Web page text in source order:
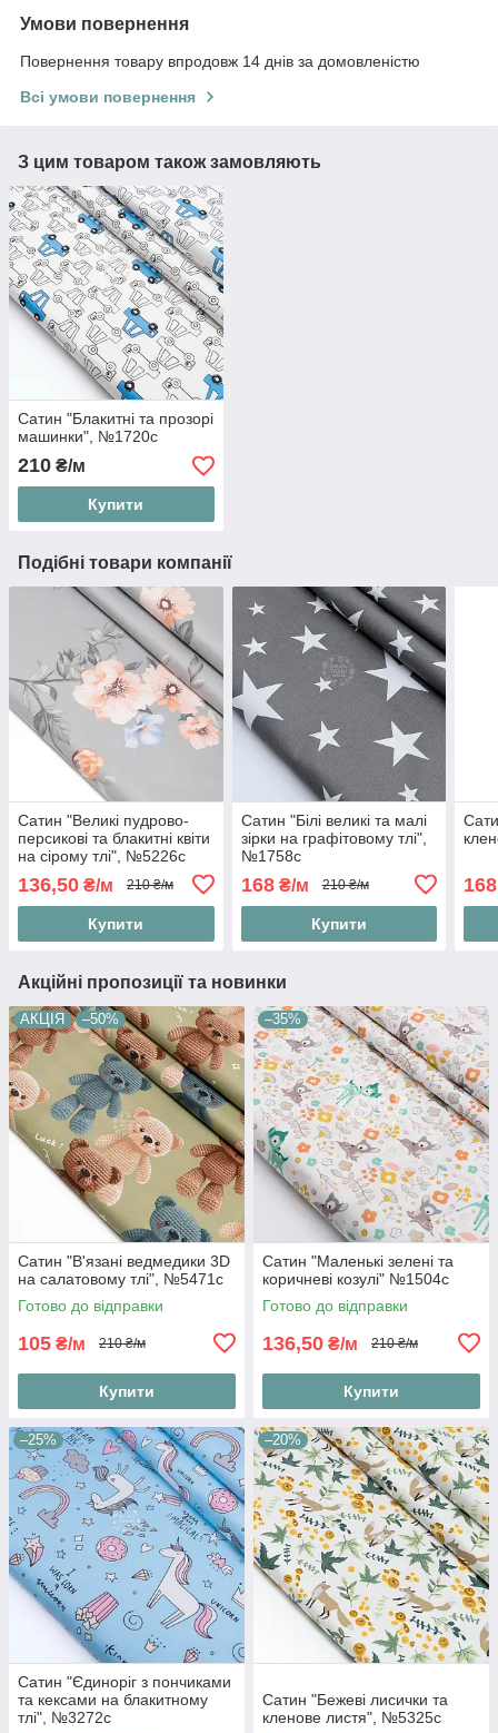
Умови повернення
Повернення товару впродовж 14 днів за домовленістю
Всі умови повернення
З цим товаром також замовляють
Сатин "Блакитні та прозорі
машинки", №1720с
210 ₴/м
Купити
Подібні товари компанії
Сатин "Великі пудрово-
персикові та блакитні квіти
на сірому тлі", №5226с
136,50 ₴/м 210 ₴/м
Купити
Сатин "Білі великі та малі
зірки на графітовому тлі",
№1758с
168₴/м 210 ₴/м
Купити
168
Акційні пропозиції та новинки
АКЦІЯ –50%
Сатин "В'язані ведмедики 3D
на салатовому тлі", №5471с
Готово до відправки
105 ₴/м 210 ₴/м
Купити
–35%
Сатин "Маленькі зелені та
коричневі козулі" №1504с
Готово до відправки
136,50 ₴/м 210 ₴/м
Купити
–25%
Сатин "Єдиноріг з пончиками
та кексами на блакитному
тлі", №3272с
–20%
Сатин "Бежеві лисички та
кленове листя", №5325с